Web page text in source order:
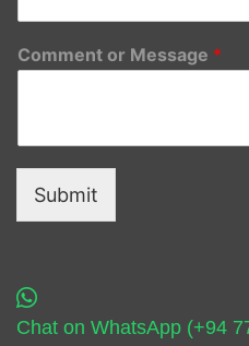
Comment or Message *
Submit
Chat on WhatsApp (+94